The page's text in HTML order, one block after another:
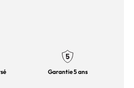
Garantie 5 ans